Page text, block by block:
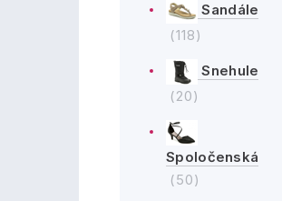
Sandále
(118)
Snehule
(20)
Spoločenská
(50)